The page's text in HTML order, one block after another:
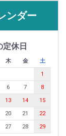
ンダー
定休日
木 金
土
1
6 7
8
13 14
15
20 21
22
27 28
29